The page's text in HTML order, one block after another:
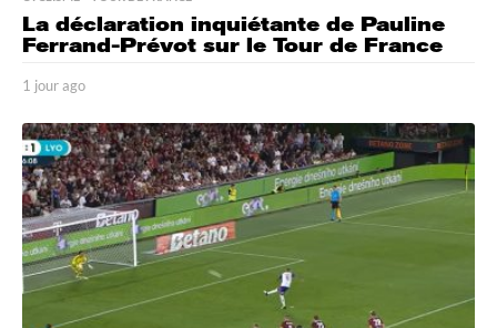
La déclaration inquiétante de Pauline
Ferrand-Prévot sur le Tour de France
1 jour ago
o
u
r
a
g
o